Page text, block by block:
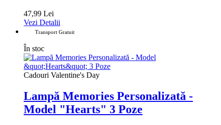
47,99 Lei
Vezi Detalii
Transport Gratuit
În stoc
Cadouri Valentine's Day
Lampă Memories Personalizată -
Model "Hearts" 3 Poze